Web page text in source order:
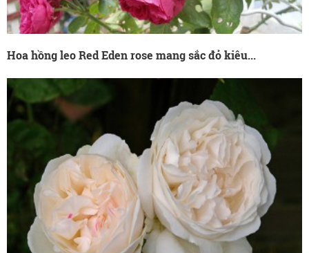
Hoa hồng leo Red Eden rose mang sắc đỏ kiêu...